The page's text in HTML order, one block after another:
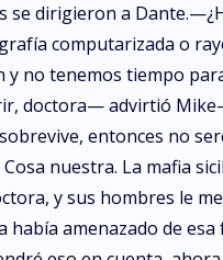
se dirigieron a
computarizada o
no tenemos tiempo
doctora— advirtió
entonces no
nuestra. La mafia
y sus hombres le
amenazado de